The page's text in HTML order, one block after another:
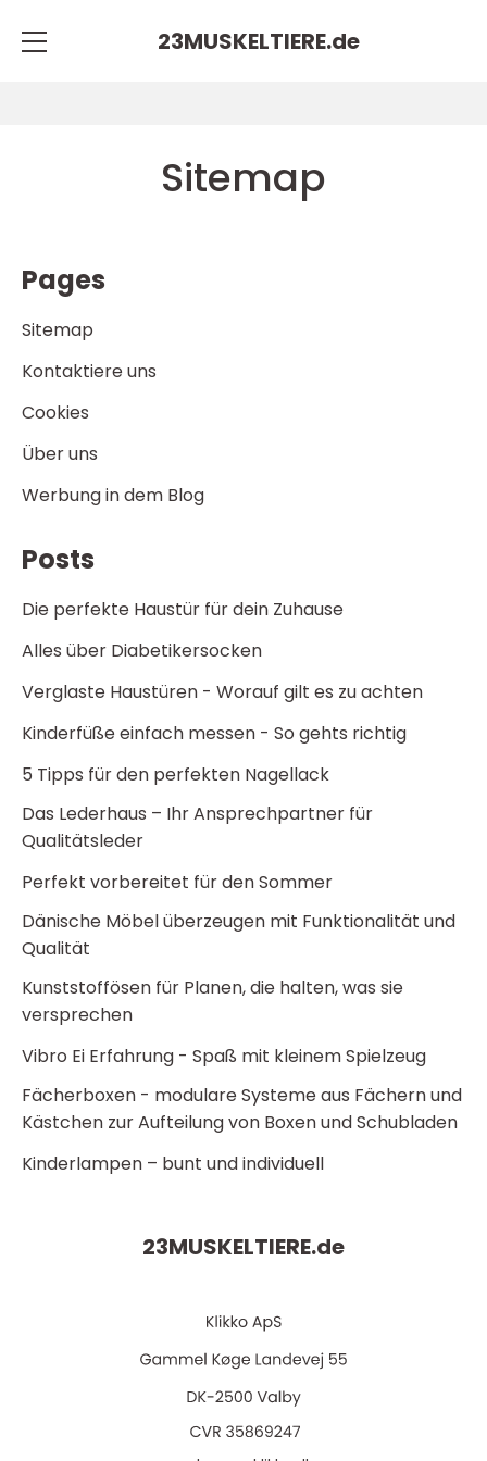
23MUSKELTIERE.de
Sitemap
Pages
Sitemap
Kontaktiere uns
Cookies
Über uns
Werbung in dem Blog
Posts
Die perfekte Haustür für dein Zuhause
Alles über Diabetikersocken
Verglaste Haustüren - Worauf gilt es zu achten
Kinderfüße einfach messen - So gehts richtig
5 Tipps für den perfekten Nagellack
Das Lederhaus – Ihr Ansprechpartner für
Qualitätsleder
Perfekt vorbereitet für den Sommer
Dänische Möbel überzeugen mit Funktionalität und
Qualität
Kunststoffösen für Planen, die halten, was sie
versprechen
Vibro Ei Erfahrung - Spaß mit kleinem Spielzeug
Fächerboxen - modulare Systeme aus Fächern und
Kästchen zur Aufteilung von Boxen und Schubladen
Kinderlampen – bunt und individuell
23MUSKELTIERE.de